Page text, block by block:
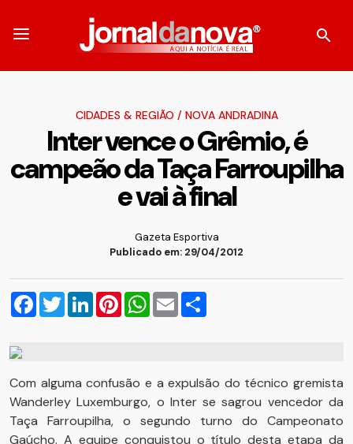
CIDADES & REGIÃO / NOVA ANDRADINA
Inter vence o Grêmio, é
campeão da Taça Farroupilha
e vai à final
Gazeta Esportiva
Publicado em: 29/04/2012
Facebook
TwitterLinkedInPinterestWhatsApp
Email
Com alguma confusão e a expulsão do técnico gremista
Wanderley Luxemburgo, o Inter se sagrou vencedor da
Taça Farroupilha, o segundo turno do Campeonato
Gaúcho. A equipe conquistou o título desta etapa da